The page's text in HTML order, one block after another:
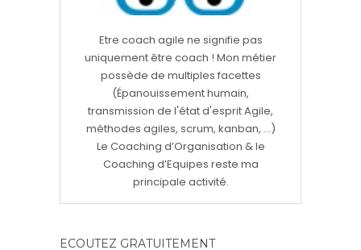
Etre coach agile ne signifie pas
uniquement être coach ! Mon métier
possède de multiples facettes
(Épanouissement humain,
transmission de l'état d'esprit Agile,
méthodes agiles, scrum, kanban, ...)
Le Coaching d’Organisation & le
Coaching d’Equipes reste ma
principale activité.
ECOUTEZ GRATUITEMENT